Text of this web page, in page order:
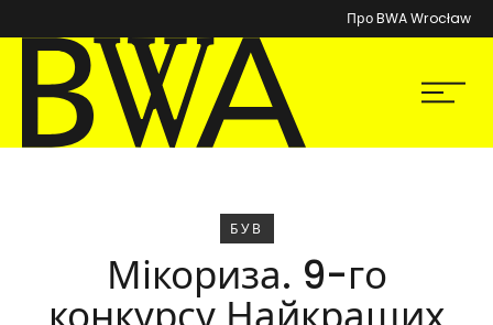
Про BWA Wrocław
BWA Wrocław
Галереї сучасного мистецтва
БУВ
Мікориза. 9-го